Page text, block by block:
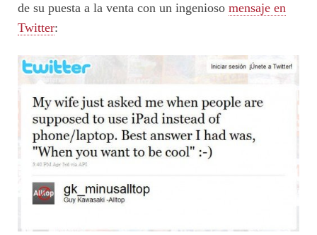
de su puesta a la venta con un ingenioso mensaje en
Twitter: